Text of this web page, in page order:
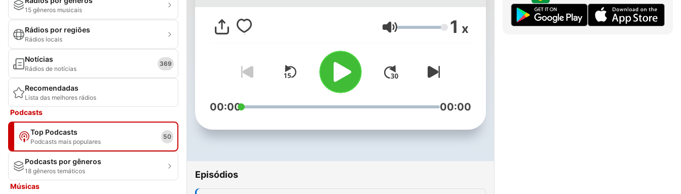
15 gêneros musicais
Rádios por regiões
Rádios locais
Notícias
Rádios de notícias
369
Recomendadas
Lista das melhores rádios
Podcasts
Top Podcasts
Podcasts mais populares
50
Podcasts por gêneros
18 gêneros temáticos
Músicas
ΒΗΜΑ» και «ΤΑ ΝΕΑ»
παρουσιάζει την ψηφιακή -
ηχητική εκδοχή της έκδοσης
της εφημέριδας το ΒΗΜΑ,
ΒΗΜΑ στην ΙΣΤΟΡΙΑ στην
οποία αναλύονται σημαντικά
γεγονότα, πρόσωπα και
πτυχές της ελληνικής
πολιτισμού.
Volume 1 x
00:00 00:00
Episódios